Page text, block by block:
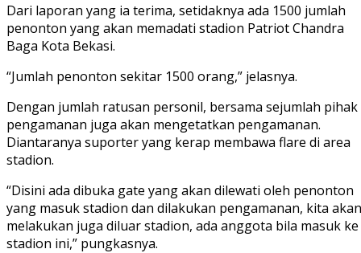
Dari laporan yang ia terima, setidaknya ada 1500 jumlah
penonton yang akan memadati stadion Patriot Chandra
Baga Kota Bekasi.
“Jumlah penonton sekitar 1500 orang,” jelasnya.
Dengan jumlah ratusan personil, bersama sejumlah pihak
pengamanan juga akan mengetatkan pengamanan.
Diantaranya suporter yang kerap membawa flare di area
stadion.
“Disini ada dibuka gate yang akan dilewati oleh penonton
yang masuk stadion dan dilakukan pengamanan, kita akan
melakukan juga diluar stadion, ada anggota bila masuk ke
stadion ini,” pungkasnya.